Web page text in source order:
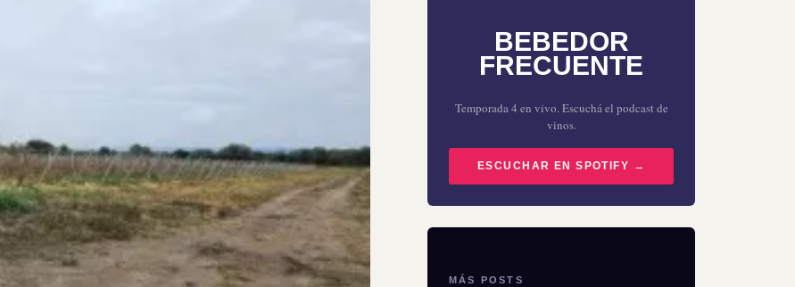
BEBEDOR
FRECUENTE
Temporada 4 en vivo. Escuchá el podcast de
vinos.
ESCUCHAR EN SPOTIFY →
MÁS POSTS